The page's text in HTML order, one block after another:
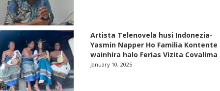
Artista Telenovela husi Indonezia-
Yasmin Napper Ho Familia Kontente
wainhira halo Ferias Vizita Covalima
January 10, 2025